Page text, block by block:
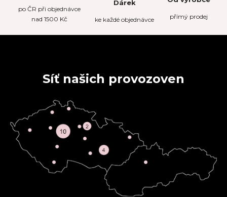
poČR při objednávce
nad 1500 Kč
Dárek
ke každé objednávce přímý prodej
Síť našich provozoven